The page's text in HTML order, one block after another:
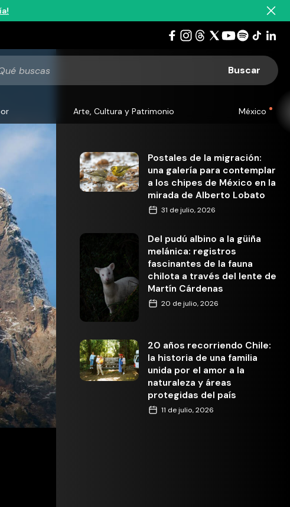
Arte, Cultura y Patrimonio México
Postales de la migración:
una galería para contemplar
a los chipes de México en la
mirada de Alberto Lobato
31 de julio, 2026
Del pudú albino a la güiña
melánica: registros
fascinantes de la fauna
chilota a través del lente de
Martín Cárdenas
20 de julio, 2026
20 años recorriendo Chile:
la historia de una familia
unida por el amor a la
naturaleza y áreas
protegidas del país
11 de julio, 2026